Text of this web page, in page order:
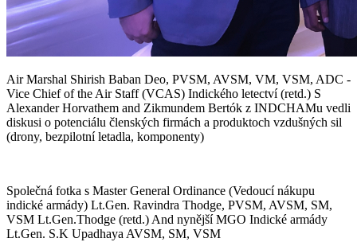
Air Marshal Shirish Baban Deo, PVSM, AVSM, VM, VSM, ADC -
Vice Chief of the Air Staff (VCAS) Indického letectví (retd.) S
Alexander Horvathem and Zikmundem Bertók z INDCHAMu vedli
diskusi o potenciálu členských firmách a produktoch vzdušných sil
(drony, bezpilotní letadla, komponenty)
Společná fotka s Master General Ordinance (Vedoucí nákupu
indické armády) Lt.Gen. Ravindra Thodge, PVSM, AVSM, SM,
VSM Lt.Gen.Thodge (retd.) And nynější MGO Indické armády
Lt.Gen. S.K Upadhaya AVSM, SM, VSM